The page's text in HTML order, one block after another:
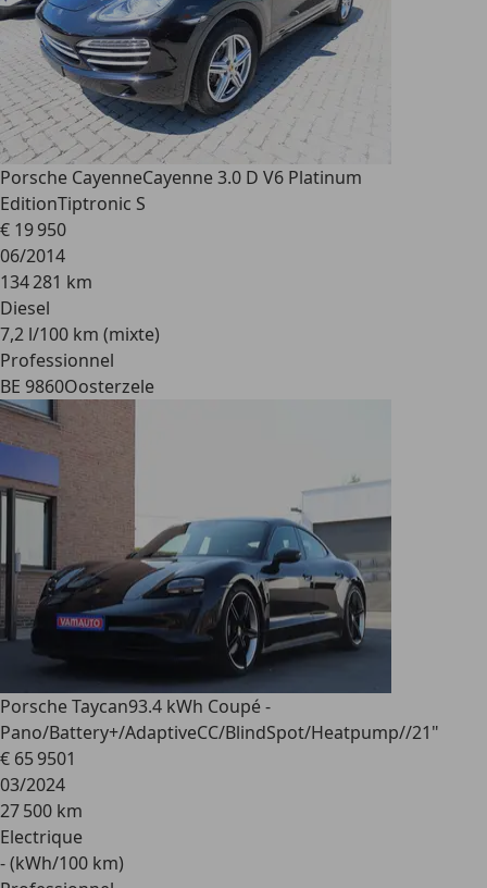
Porsche CayenneCayenne 3.0 D V6 Platinum
EditionTiptronic S
€ 19 950
06/2014
134 281 km
Diesel
7,2 l/100 km (mixte)
Professionnel
BE 9860Oosterzele
Porsche Taycan93.4 kWh Coupé -
Pano/Battery+/AdaptiveCC/BlindSpot/Heatpump//21"
€ 65 9501
03/2024
27 500 km
Electrique
- (kWh/100 km)